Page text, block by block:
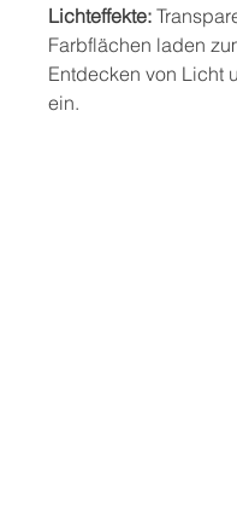
Lichteffekte:
Farbflächen laden
Entdecken von Licht
ein.